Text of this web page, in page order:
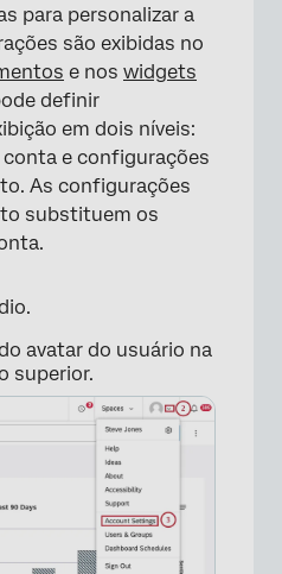
para personalizar a
são exibidas no
e nos widgets
definir
em dois níveis:
e configurações
As configurações
substituem os
avatar do usuário na
superior.